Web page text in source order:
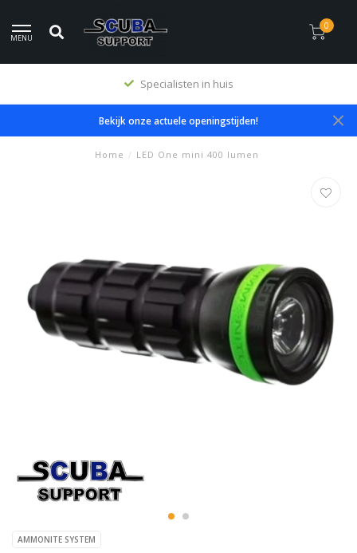
MENU
0
Specialisten in huis
Bekijk onze actuele openingstijden!
Home / LED One mini 400 lumen
AMMONITE SYSTEM